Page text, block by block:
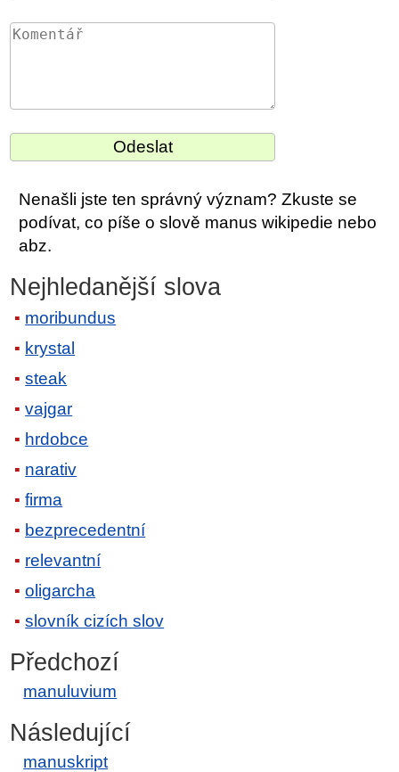
Nenašli jste ten správný význam? Zkuste se
podívat, co píše o slově manus wikipedie nebo
abz.
Nejhledanější slova
moribundus
krystal
steak
vajgar
hrdobce
narativ
firma
bezprecedentní
relevantní
oligarcha
slovník cizích slov
Předchozí
manuluvium
Následující
manuskript